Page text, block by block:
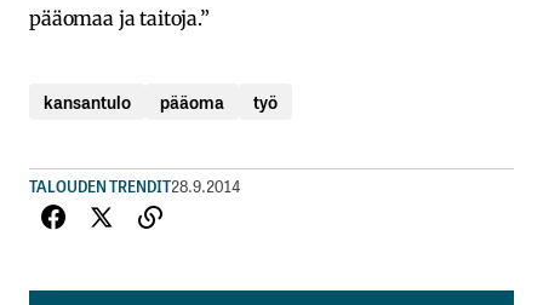
pääomaa ja taitoja.”
kansantulo pääoma työ
TALOUDEN TRENDIT28.9.2014